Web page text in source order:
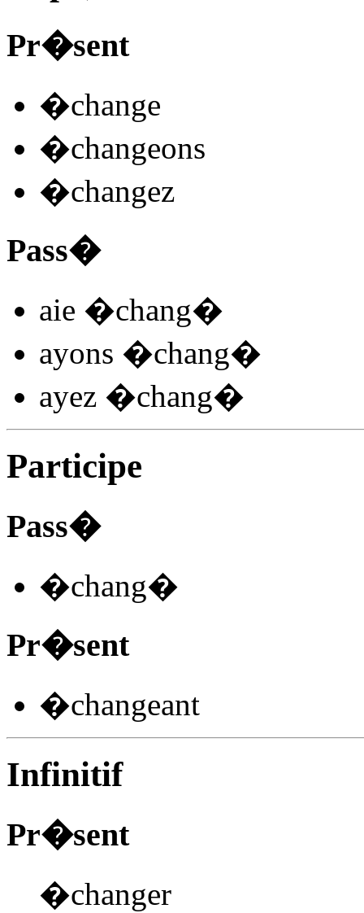
Pr�sent
�change
�changeons
�changez
Pass�
aie �chang�
ayons �chang�
ayez �chang�
Participe
Pass�
�chang�
Pr�sent
�changeant
Infinitif
Pr�sent
�changer